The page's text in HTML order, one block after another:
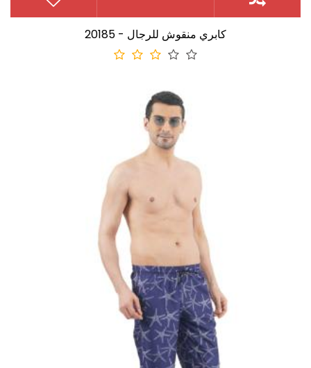
20185 - كابري منقوش للرجال